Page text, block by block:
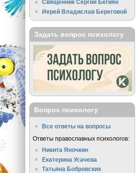
Священник Сергий Бегиян
Иерей Владислав Береговой
Задать вопрос психологу
Вопрос психологу
Все ответы на вопросы
Ответы православных психологов:
Никита Яночкин
Екатерина Усачева
Татьяна Бобровских